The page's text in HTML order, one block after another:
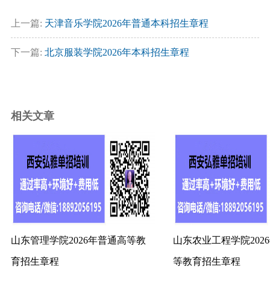
上一篇: 天津音乐学院2026年普通本科招生章程
下一篇: 北京服装学院2026年本科招生章程
相关文章
山东管理学院2026年普通高等教
育招生章程
山东农业工程学院
等教育招生章程